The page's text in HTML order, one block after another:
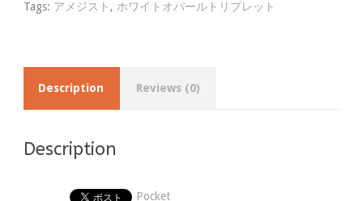
Tags: アメジスト , ホワイトオパールトリプレット
Description Reviews (0)
Description
Pocket